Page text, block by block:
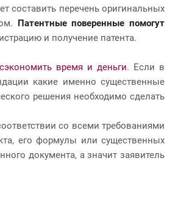
составить перечень оригинальных
Патентные поверенные помогут
и получение патента.
время и деньги. Если в
какие именно существенные
решения необходимо сделать
со всеми требованиями
его формулы или существенных
документа, а значит заявитель